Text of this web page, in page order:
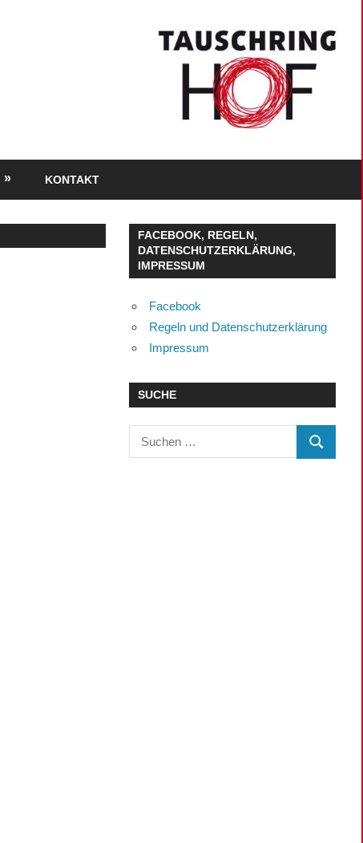
KONTAKT
FACEBOOK, REGELN,
DATENSCHUTZERKLÄRUNG,
IMPRESSUM
Facebook
Regeln und Datenschutzerklärung
Impressum
SUCHE
Suchen
nach:
SUCHEN